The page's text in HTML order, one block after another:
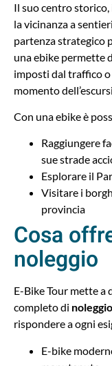
Il suo centro storico,
la vicinanza a
partenza strategico
una ebike permette
imposti dal traffico
momento
Con una ebike è
Raggiungere
sue strade
Esplorare il
Visitare i
provincia
Cosa
noleggio
E-Bike Tour mette a
completo di
rispondere a ogni
E-bike